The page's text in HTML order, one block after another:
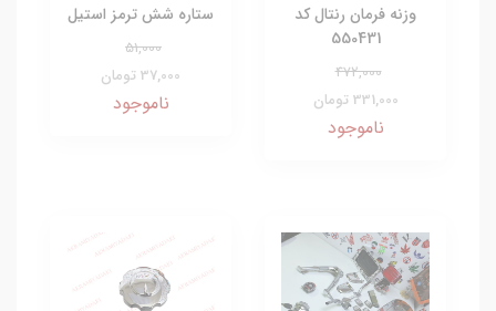
وزنه فرمان رنتال کد
550431
472,000
331,000 تومان
ناموجود
ستاره شش ترمز استیل
51,000
37,000 تومان
ناموجود